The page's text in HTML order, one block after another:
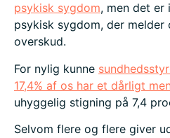
psykisk sygdom, men det er
psykisk sygdom, der melder
overskud.
For nylig kunne
17,4% af os har et dårligt
uhyggelig stigning på 7,4
Selvom flere og flere giver